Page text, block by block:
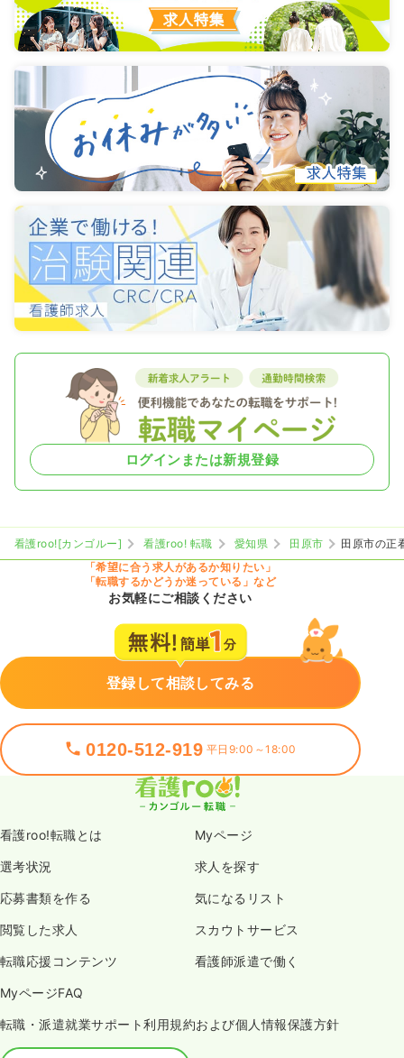
ログインまたは新規登録
看護roo![カンゴルー] 看護roo! 転職 愛知県 田原市
田原市の正
「希望に合う求人があるか知りたい」
「転職するかどうか迷っている」など
お気軽にご相談ください
登録して相談してみる
0120-512-919 平日9:00～18:00
看護roo!転職とは Myページ
選考状況 求人を探す
応募書類を作る 気になるリスト
閲覧した求人 スカウトサービス
転職応援コンテンツ 看護師派遣で働く
MyページFAQ
転職・派遣就業サポート利用規約および個人情報保護方針